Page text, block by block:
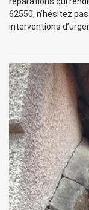
62550, n’hésitez
interventions